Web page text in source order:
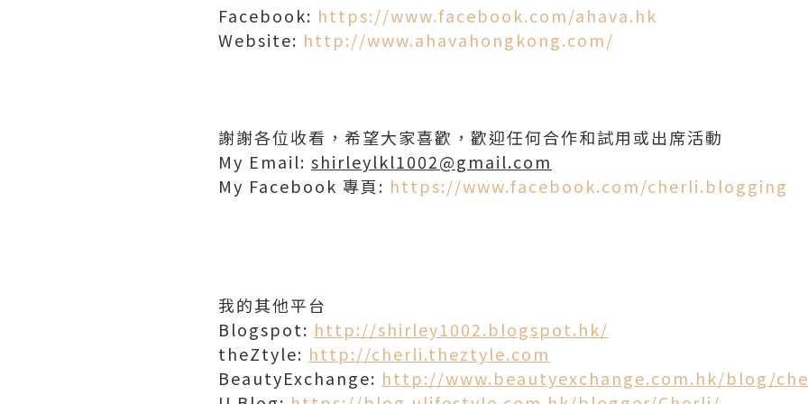
Facebook: https://www.facebook.com/ahava.hk
Website: http://www.ahavahongkong.com/
謝謝各位收看，希望大家喜歡，歡迎任何合作和試用或出席活動
My Email: shirleylkl1002@gmail.com
My Facebook 專頁: https://www.facebook.com/cherli.blogging
我的其他平台
Blogspot: http://shirley1002.blogspot.hk/
theZtyle: http://cherli.theztyle.com
BeautyExchange: http://www.beautyexchange.com.hk/blog/